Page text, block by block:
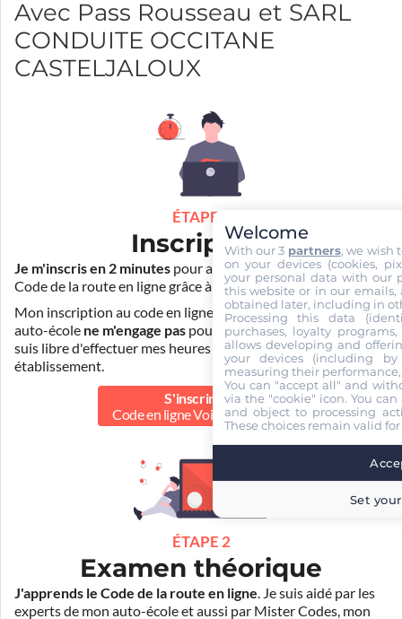
Avec Pass Rousseau et SARL
CONDUITE OCCITANE
CASTELJALOUX
ÉTAPE 1
Inscription
Je m'inscris en 2 minutes pour accéder à ma formation au
Code de la route en ligne grâce à
Pass Rousseau Voiture.
Mon inscription au code en ligne voiture auprès de mon
auto-école ne m'engage pas pour la suite de ma formation. Je
suis libre d'effectuer mes heures de conduite dans un autre
établissement.
S'inscrire au
Code en ligne Voiture
30.00 €
ÉTAPE 2
Examen théorique
J'apprends le Code de la route en ligne. Je suis aidé par les
experts de mon auto-école et aussi par Mister Codes, mon
Welcome
With our 3 partners, we wish
on your devices (cookies,
your personal data with our
this website or in our emails,
obtained later, including in
Processing this data
purchases, loyalty
allows developing and
your devices (including
measuring their
You can "accept all" and
via the "cookie" icon. You
and object to processing
These choices remain valid
Set